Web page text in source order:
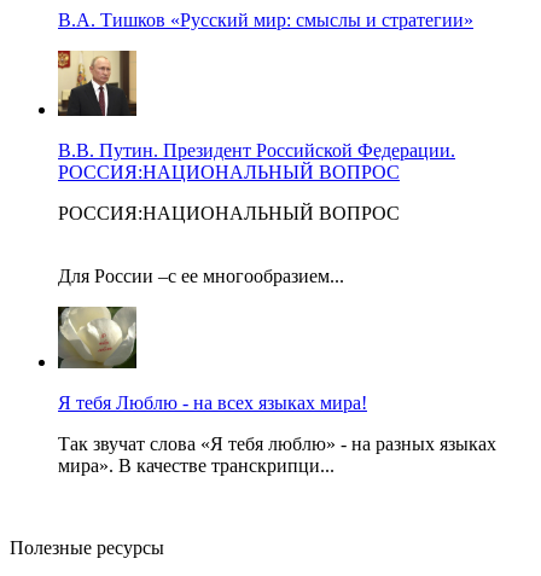
В.А. Тишков «Русский мир: смыслы и стратегии»
В.В. Путин. Президент Российской Федерации.
РОССИЯ:НАЦИОНАЛЬНЫЙ ВОПРОС
РОССИЯ:НАЦИОНАЛЬНЫЙ ВОПРОС
Для России –с ее многообразием...
Я тебя Люблю - на всех языках мира!
Так звучат слова «Я тебя люблю» - на разных языках
мира». В качестве транскрипци...
Полезные ресурсы